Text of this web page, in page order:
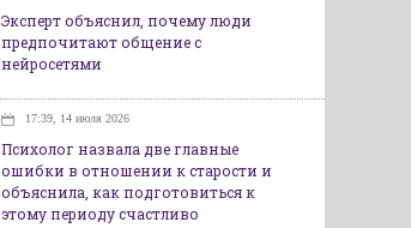
Эксперт объяснил, почему люди
предпочитают общение с
нейросетями
17:39, 14 июля 2026
Психолог назвала две главные
ошибки в отношении к старости и
объяснила, как подготовиться к
этому периоду счастливо